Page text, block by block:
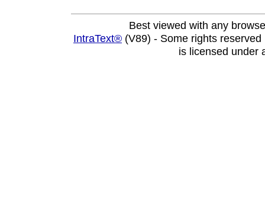
Best viewed with any
IntraText® (V89) - Some rights
is licensed under